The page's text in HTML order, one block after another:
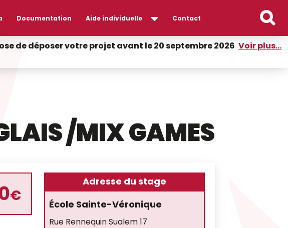
Documentation Aide individuelle Contact
de déposer votre projet avant le 20 septembre 2026 Voir plus...
/MIX GAMES
€
Adresse du stage
École Sainte-Véronique
Rue Rennequin Sualem 17